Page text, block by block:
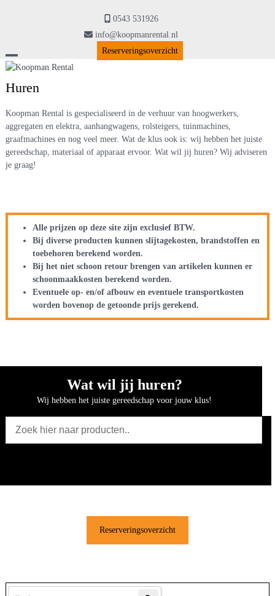
0543 531926
info@koopmanrental.nl
Reserveringsoverzicht
Open
mobile
menu
Close
mobile
menu
Huren
Koopman Rental is gespecialiseerd in de verhuur van hoogwerkers,
aggregaten en elektra, aanhangwagens, rolsteigers, tuinmachines,
graafmachines en nog veel meer. Wat de klus ook is: wij hebben het juiste
gereedschap, materiaal of apparaat ervoor. Wat wil jij huren? Wij adviseren
je graag!
Alle prijzen op deze site zijn exclusief BTW.
Bij diverse producten kunnen slijtagekosten, brandstoffen en
toebehoren berekend worden.
Bij het niet schoon retour brengen van artikelen kunnen er
schoonmaakkosten berekend worden.
Eventuele op- en/of afbouw en eventuele transportkosten
worden bovenop de getoonde prijs gerekend.
Wat wil jij huren?
Wij hebben het juiste gereedschap voor jouw klus!
Reserveringsoverzicht